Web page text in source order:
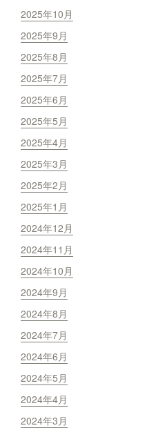
2025年10月
2025年9月
2025年8月
2025年7月
2025年6月
2025年5月
2025年4月
2025年3月
2025年2月
2025年1月
2024年12月
2024年11月
2024年10月
2024年9月
2024年8月
2024年7月
2024年6月
2024年5月
2024年4月
2024年3月